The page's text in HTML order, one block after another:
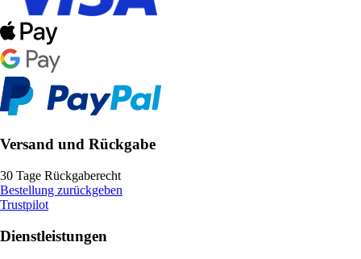
Versand und Rückgabe
30 Tage Rückgaberecht
Bestellung zurückgeben
Trustpilot
Dienstleistungen